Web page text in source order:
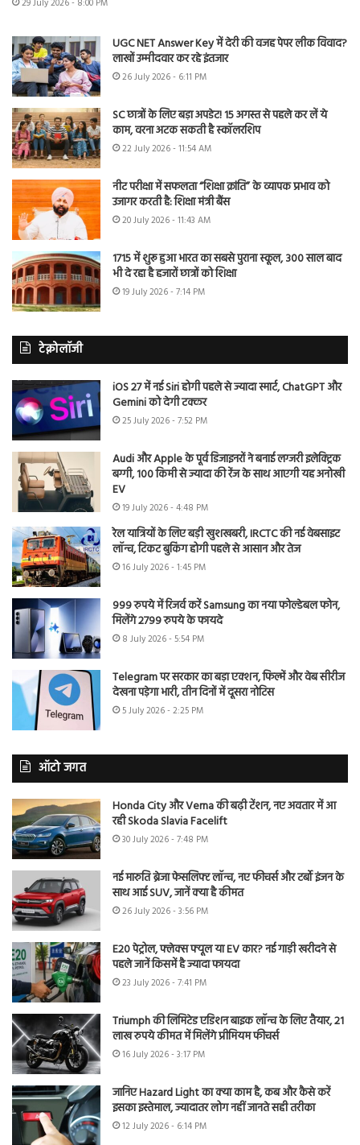
29 July 2026 - 8:00 PM
UGC NET Answer Key में देरी की वजह पेपर लीक विवाद?
लाखों उम्मीदवार कर रहे इंतजार
26 July 2026 - 6:11 PM
SC छात्रों के लिए बड़ा अपडेट! 15 अगस्त से पहले कर लें ये
काम, वरना अटक सकती है स्कॉलरशिप
22 July 2026 - 11:54 AM
नीट परीक्षा में सफलता “शिक्षा क्रांति” के व्यापक प्रभाव को
उजागर करती है: शिक्षा मंत्री बैंस
20 July 2026 - 11:43 AM
1715 में शुरू हुआ भारत का सबसे पुराना स्कूल, 300 साल बाद
भी दे रहा है हजारों छात्रों को शिक्षा
19 July 2026 - 7:14 PM
टेक्नोलॉजी
iOS 27 में नई Siri होगी पहले से ज्यादा स्मार्ट, ChatGPT और
Gemini को देगी टक्कर
25 July 2026 - 7:52 PM
Audi और Apple के पूर्व डिजाइनरों ने बनाई लग्जरी इलेक्ट्रिक
बग्गी, 100 किमी से ज्यादा की रेंज के साथ आएगी यह अनोखी
EV
19 July 2026 - 4:48 PM
रेल यात्रियों के लिए बड़ी खुशखबरी, IRCTC की नई वेबसाइट
लॉन्च, टिकट बुकिंग होगी पहले से आसान और तेज
16 July 2026 - 1:45 PM
999 रुपये में रिजर्व करें Samsung का नया फोल्डेबल फोन,
मिलेंगे 2799 रुपये के फायदे
8 July 2026 - 5:54 PM
Telegram पर सरकार का बड़ा एक्शन, फिल्में और वेब सीरीज
देखना पड़ेगा भारी, तीन दिनों में दूसरा नोटिस
5 July 2026 - 2:25 PM
ऑटो जगत
Honda City और Verna की बढ़ी टेंशन, नए अवतार में आ
रही Skoda Slavia Facelift
30 July 2026 - 7:48 PM
नई मारुति ब्रेजा फेसलिफ्ट लॉन्च, नए फीचर्स और टर्बो इंजन के
साथ आई SUV, जानें क्या है कीमत
26 July 2026 - 3:56 PM
E20 पेट्रोल, फ्लेक्स फ्यूल या EV कार? नई गाड़ी खरीदने से
पहले जानें किसमें है ज्यादा फायदा
23 July 2026 - 7:41 PM
Triumph की लिमिटेड एडिशन बाइक लॉन्च के लिए तैयार, 21
लाख रुपये कीमत में मिलेंगे प्रीमियम फीचर्स
16 July 2026 - 3:17 PM
जानिए Hazard Light का क्या काम है, कब और कैसे करें
इसका इस्तेमाल, ज्यादातर लोग नहीं जानते सही तरीका
12 July 2026 - 6:14 PM